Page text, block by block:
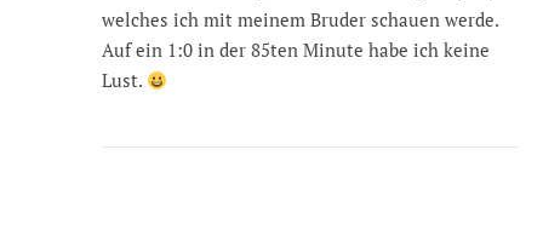
welches ich mit meinem Bruder schauen werde.
Auf ein 1:0 in der 85ten Minute habe ich keine
Lust.